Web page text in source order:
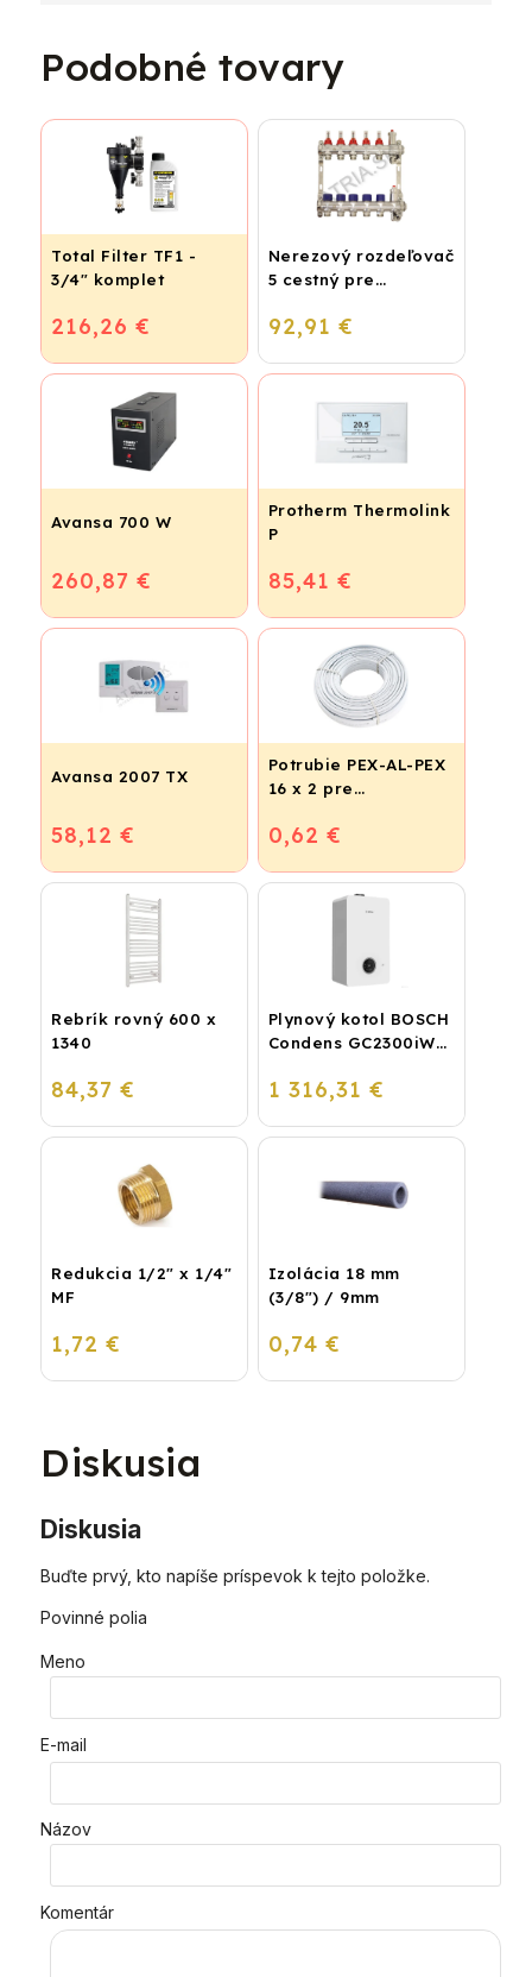
Podobné tovary
Total Filter TF1 -
3/4" komplet
216,26 €
Nerezový rozdeľovač
5 cestný pre
vykurovanie
92,91 €
Avansa 700 W
260,87 €
Protherm Thermolink
P
85,41 €
Avansa 2007 TX
58,12 €
Potrubie PEX-AL-PEX
16 x 2 pre
podlahové kúrenie a
0,62 €
Rebrík rovný 600 x
1340
84,37 €
Plynový kotol BOSCH
Condens GC2300iW
kondenzačný
1 316,31 €
Redukcia 1/2" x 1/4"
MF
1,72 €
Izolácia 18 mm
(3/8") / 9mm
0,74 €
Diskusia
Diskusia
Buďte prvý, kto napíše príspevok k tejto položke.
Povinné polia
Meno
E-mail
Názov
Komentár